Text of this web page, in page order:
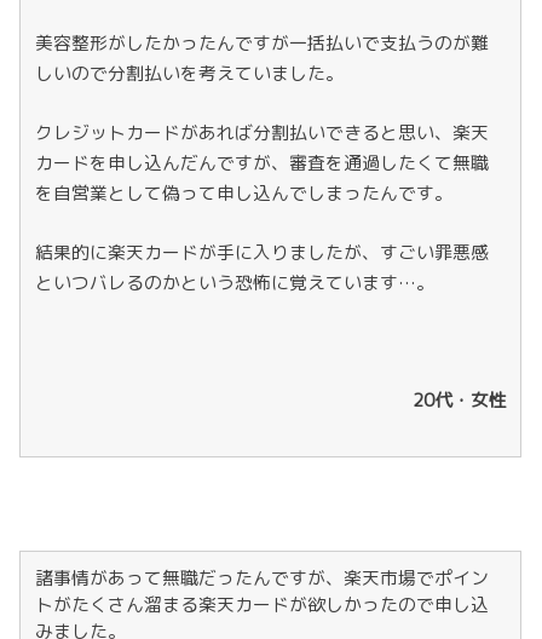
美容整形がしたかったんですが一括払いで支払うのが難
しいので分割払いを考えていました。
クレジットカードがあれば分割払いできると思い、楽天
カードを申し込んだんですが、審査を通過したくて無職
を自営業として偽って申し込んでしまったんです。
結果的に楽天カードが手に入りましたが、すごい罪悪感
といつバレるのかという恐怖に覚えています…。
20代・女性
諸事情があって無職だったんですが、楽天市場でポイン
トがたくさん溜まる楽天カードが欲しかったので申し込
みました。